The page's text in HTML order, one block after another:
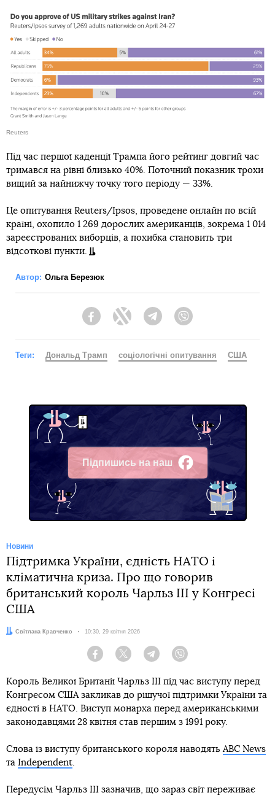
Reuters
Під час першої каденції Трампа його рейтинг довгий час
тримався на рівні близько 40%. Поточний показник трохи
вищий за найнижчу точку того періоду — 33%.
Це опитування Reuters/Ipsos, проведене онлайн по всій
країні, охопило 1 269 дорослих американців, зокрема 1 014
зареєстрованих виборців, а похибка становить три
відсоткові пункти.
Автор: Ольга Березюк
FacebookTwitter Telegram
Теги: Дональд Трамп соціологічні опитування США
Підпишись на наш
Facebook
Новини
Підтримка України, єдність НАТО і
кліматична криза. Про що говорив
британський король Чарльз III у Конгресі
США
Автор:
Світлана Кравченко Дата:
10:30, 29 квітня 2026
Facebook Twitter Telegram
Король Великої Британії Чарльз III під час виступу перед
Конгресом США закликав до рішучої підтримки України та
єдності в НАТО. Виступ монарха перед американськими
законодавцями 28 квітня став першим з 1991 року.
Слова із виступу британського короля наводятьABC News
та Independent.
Передусім Чарльз III зазначив, що зараз світ переживає